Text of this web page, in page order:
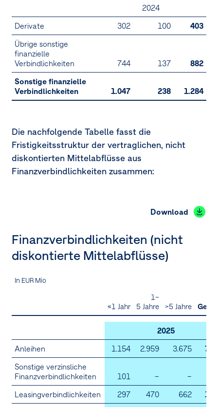
2024
Derivate
302 100
403
Übrige sonstige
finanzielle
Verbindlichkeiten
744 137
882
Sonstige finanzielle
Verbindlichkeiten
1.047 238 1.284
Die nachfolgende Tabelle fasst die
Fristigkeitsstruktur der vertraglichen, nicht
diskontierten Mittelabflüsse aus
Finanzverbindlichkeiten zusammen:
Download
Finanzverbindlichkeiten (nicht
diskontierte Mittelabflüsse)
In EUR Mio
≤1 Jahr
1–
5 Jahre
>5 Jahre
2025
Anleihen
1.154 2.959 3.675
Sonstige verzinsliche
Finanzverbindlichkeiten
101 – –
Leasingverbindlichkeiten
297 470 662